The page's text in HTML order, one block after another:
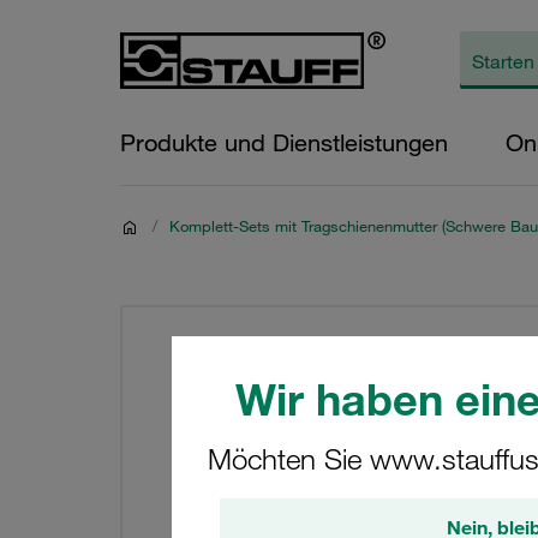
Wir haben
Möchten Sie
Nein,
Produkte und Dienstleistungen
/ Komplett-Sets mit Tragschienenmutter (Schwere